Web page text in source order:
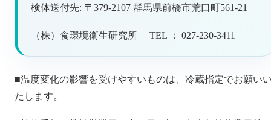
検体送付先: 〒379-2107 群馬県前橋市荒口町561-21
（株）食環境衛生研究所 TEL ： 027-230-3411
■温度変化の影響を受けやすいものは、冷蔵指定でお願い
たします。